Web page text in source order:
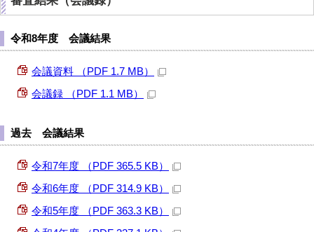
令和8年度 会議結果
会議資料 （PDF 1.7 MB）
会議録 （PDF 1.1 MB）
過去 会議結果
令和7年度 （PDF 365.5 KB）
令和6年度 （PDF 314.9 KB）
令和5年度 （PDF 363.3 KB）